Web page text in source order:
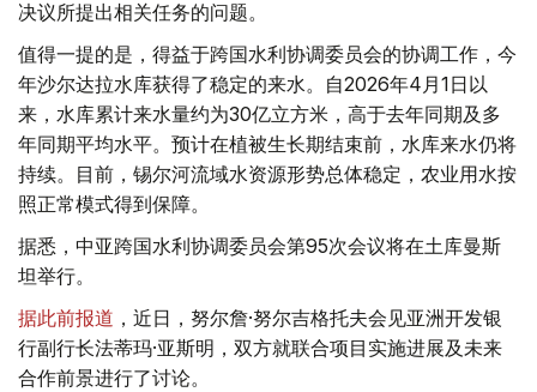
决议所提出相关任务的问题。
值得一提的是，得益于跨国水利协调委员会的协调工作，今
年沙尔达拉水库获得了稳定的来水。自2026年4月1日以
来，水库累计来水量约为30亿立方米，高于去年同期及多
年同期平均水平。预计在植被生长期结束前，水库来水仍将
持续。目前，锡尔河流域水资源形势总体稳定，农业用水按
照正常模式得到保障。
据悉，中亚跨国水利协调委员会第95次会议将在土库曼斯
坦举行。
据此前报道 ，近日，努尔詹·努尔吉格托夫会见亚洲开发银
行副行长法蒂玛·亚斯明，双方就联合项目实施进展及未来
合作前景进行了讨论。